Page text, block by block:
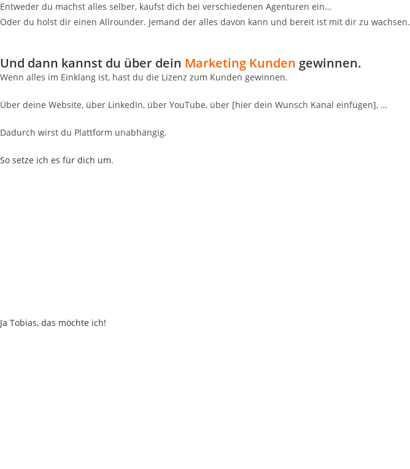
Entweder du machst alles selber, kaufst dich bei verschiedenen Agenturen ein…
Oder du holst dir einen Allrounder. Jemand der alles davon kann und bereit ist mit dir zu wachsen.
Und dann kannst du über dein Marketing Kunden gewinnen.
Wenn alles im Einklang ist, hast du die Lizenz zum Kunden gewinnen.
Über deine Website, über LinkedIn, über YouTube, über [hier dein Wunsch Kanal einfügen], …
Dadurch wirst du Plattform unabhängig.
So setze ich es für dich um.
Ja Tobias, das möchte ich!